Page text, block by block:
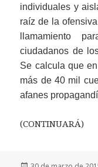
individuales y
raíz de la
llamamiento
ciudadanos de
Se calcula que
más de 40 mil
afanes
(CONTINUARÁ)